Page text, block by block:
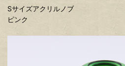
Sサイズアクリルノブ
ピンク